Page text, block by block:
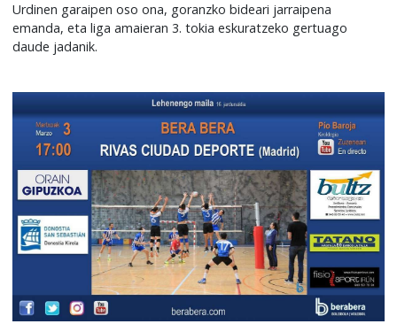
Urdinen garaipen oso ona, goranzko bideari jarraipena
emanda, eta liga amaieran 3. tokia eskuratzeko gertuago
daude jadanik.